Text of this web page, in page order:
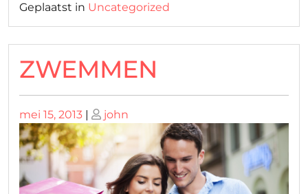
Geplaatst in Uncategorized
ZWEMMEN
Geplaatst
op
mei 15, 2013 | Geplaatst
op
john